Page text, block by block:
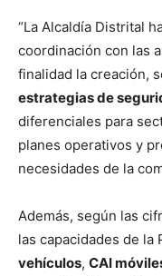
“La Alcaldía Distrital
coordinación con las
finalidad la creación,
estrategias de
diferenciales para
planes operativos y
necesidades de la
Además, según las
las capacidades de la
vehículos, CAI